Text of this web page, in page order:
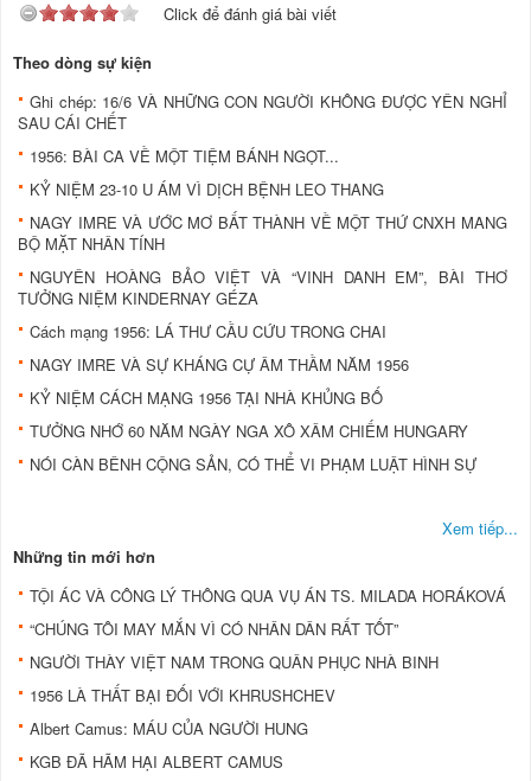
Click để đánh giá bài viết
Theo dòng sự kiện
Ghi chép: 16/6 VÀ NHỮNG CON NGƯỜI KHÔNG ĐƯỢC YÊN NGHỈ
SAU CÁI CHẾT
1956: BÀI CA VỀ MỘT TIỆM BÁNH NGỌT...
KỶ NIỆM 23-10 U ÁM VÌ DỊCH BỆNH LEO THANG
NAGY IMRE VÀ ƯỚC MƠ BẤT THÀNH VỀ MỘT THỨ CNXH MANG
BỘ MẶT NHÂN TÍNH
NGUYÊN HOÀNG BẢO VIỆT VÀ “VINH DANH EM”, BÀI THƠ
TƯỞNG NIỆM KINDERNAY GÉZA
Cách mạng 1956: LÁ THƯ CẦU CỨU TRONG CHAI
NAGY IMRE VÀ SỰ KHÁNG CỰ ÂM THẦM NĂM 1956
KỶ NIỆM CÁCH MẠNG 1956 TẠI NHÀ KHỦNG BỐ
TƯỞNG NHỚ 60 NĂM NGÀY NGA XÔ XÂM CHIẾM HUNGARY
NÓI CÀN BÊNH CỘNG SẢN, CÓ THỂ VI PHẠM LUẬT HÌNH SỰ
Xem tiếp...
Những tin mới hơn
TỘI ÁC VÀ CÔNG LÝ THÔNG QUA VỤ ÁN TS. MILADA HORÁKOVÁ
“CHÚNG TÔI MAY MẮN VÌ CÓ NHÂN DÂN RẤT TỐT”
NGƯỜI THÀY VIỆT NAM TRONG QUÂN PHỤC NHÀ BINH
1956 LÀ THẤT BẠI ÐỐI VỚI KHRUSHCHEV
Albert Camus: MÁU CỦA NGƯỜI HUNG
KGB ÐÃ HÃM HẠI ALBERT CAMUS